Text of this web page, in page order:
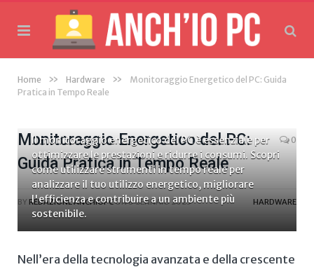
Home » Hardware »
Monitoraggio Energetico del PC: Guida
Pratica in Tempo Reale
Monitoraggio Energetico del PC:
Guida Pratica in Tempo Reale
0
BY REDAZIONE ANCHIOPCON8 GENNAIO 2025 HARDWARE
Il monitoraggio energetico del PC è essenziale per
ottimizzare le prestazioni e ridurre i consumi. Scopri
come utilizzare strumenti in tempo reale per
analizzare il tuo utilizzo energetico, migliorare
l'efficienza e contribuire a un ambiente più
sostenibile.
Nell’era della tecnologia ‌avanzata⁣ e della crescente